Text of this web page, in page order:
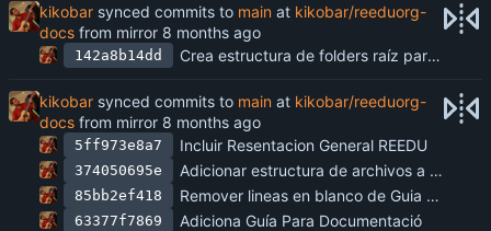
kikobar synced commits to main at kikobar/reeduorg-
docs from mirror
142a8b14dd Crea estructura de folders raíz para el proyecto
kikobar synced commits to main at kikobar/reeduorg-
docs from mirror
5ff973e8a7 Incluir Resentacion General REEDU
374050695e Adicionar estructura de archivos a la guía de documentación
85bb2ef418 Remover lineas en blanco de Guia Para Documentacion
63377f7869
Adiciona Guía Para Documentació